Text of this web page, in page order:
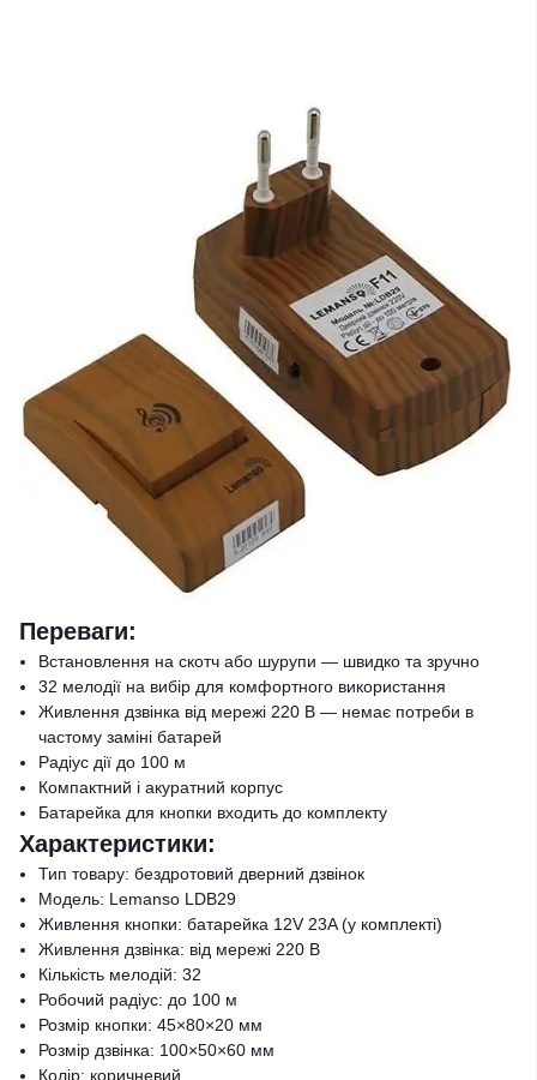
Переваги:
Встановлення на скотч або шурупи — швидко та зручно
32 мелодії на вибір для комфортного використання
Живлення дзвінка від мережі 220 В — немає потреби в
частому заміні батарей
Радіус дії до 100 м
Компактний і акуратний корпус
Батарейка для кнопки входить до комплекту
Характеристики:
Тип товару: бездротовий дверний дзвінок
Модель: Lemanso LDB29
Живлення кнопки: батарейка 12V 23A (у комплекті)
Живлення дзвінка: від мережі 220 В
Кількість мелодій: 32
Робочий радіус: до 100 м
Розмір кнопки: 45×80×20 мм
Розмір дзвінка: 100×50×60 мм
Колір: коричневий